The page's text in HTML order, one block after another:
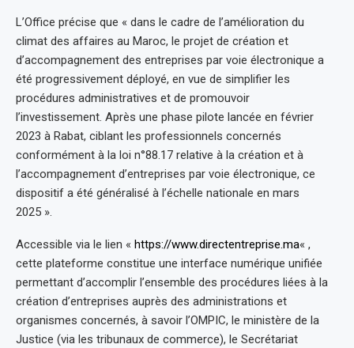
L’Office précise que « dans le cadre de l’amélioration du
climat des affaires au Maroc, le projet de création et
d’accompagnement des entreprises par voie électronique a
été progressivement déployé, en vue de simplifier les
procédures administratives et de promouvoir
l’investissement. Après une phase pilote lancée en février
2023 à Rabat, ciblant les professionnels concernés
conformément à la loi n°88.17 relative à la création et à
l’accompagnement d’entreprises par voie électronique, ce
dispositif a été généralisé à l’échelle nationale en mars
2025 ».
Accessible via le lien « https://www.directentreprise.ma« ,
cette plateforme constitue une interface numérique unifiée
permettant d’accomplir l’ensemble des procédures liées à la
création d’entreprises auprès des administrations et
organismes concernés, à savoir l’OMPIC, le ministère de la
Justice (via les tribunaux de commerce), le Secrétariat